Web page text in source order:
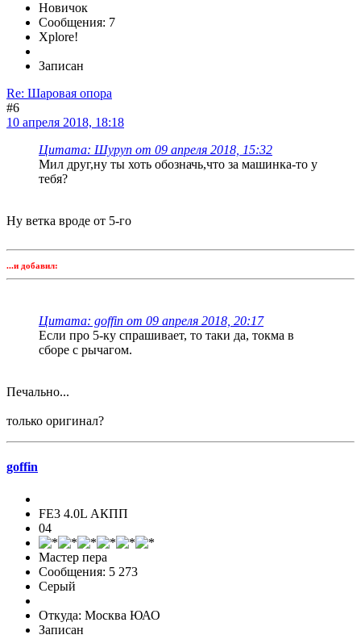
Новичок
Сообщения: 7
Xplore!
Записан
Re: Шаровая опора
#6
10 апреля 2018, 18:18
Цитата: Шуруп от 09 апреля 2018, 15:32
Мил друг,ну ты хоть обозначь,что за машинка-то у
тебя?
Ну ветка вроде от 5-го
...и добавил:
Цитата: goffin от 09 апреля 2018, 20:17
Если про 5-ку спрашивает, то таки да, токма в
сборе с рычагом.
Печально...
только оригинал?
goffin
FE3 4.0L АКПП
04
Мастер пера
Сообщения: 5 273
Серый
Откуда: Москва ЮАО
Записан